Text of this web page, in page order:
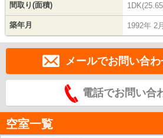
間取り(面積)
築年月 1992年 2
メールでお問い合
電話でお問い合
空室一覧